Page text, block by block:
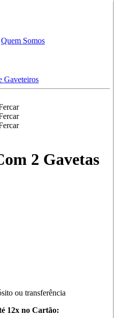
Quem Somos
Gaveteiros
2 Gavetas
ou transferência
12x no Cartão: